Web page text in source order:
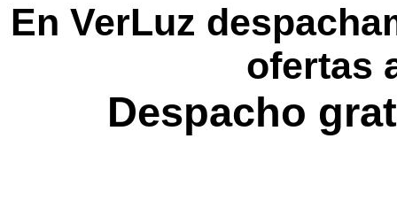
En VerLuz
ofertas
Despacho